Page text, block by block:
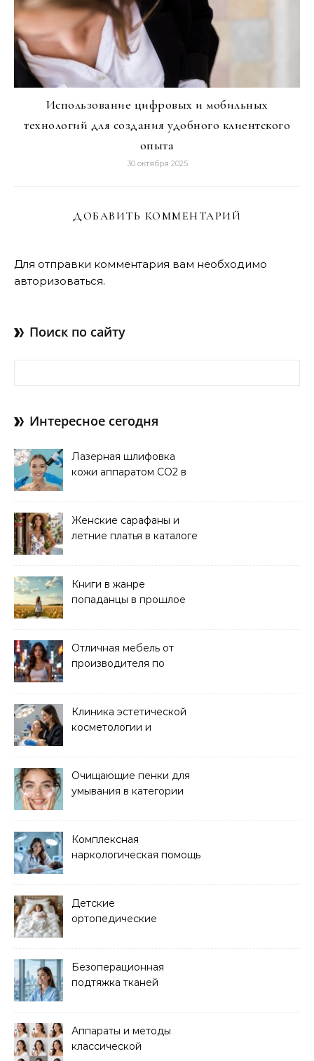
Использование цифровых и мобильных
технологий для создания удобного клиентского
опыта
30 октября 2025
ДОБАВИТЬ КОММЕНТАРИЙ
Для отправки комментария вам необходимо
авторизоваться.
Поиск по сайту
Интересное сегодня
Лазерная шлифовка
кожи аппаратом CO2 в
Женские сарафаны и
летние платья в каталоге
Книги в жанре
попаданцы в прошлое
Отличная мебель от
производителя по
Клиника эстетической
косметологии и
Очищающие пенки для
умывания в категории
Комплексная
наркологическая помощь
Детские
ортопедические
Безоперационная
подтяжка тканей
Аппараты и методы
классической